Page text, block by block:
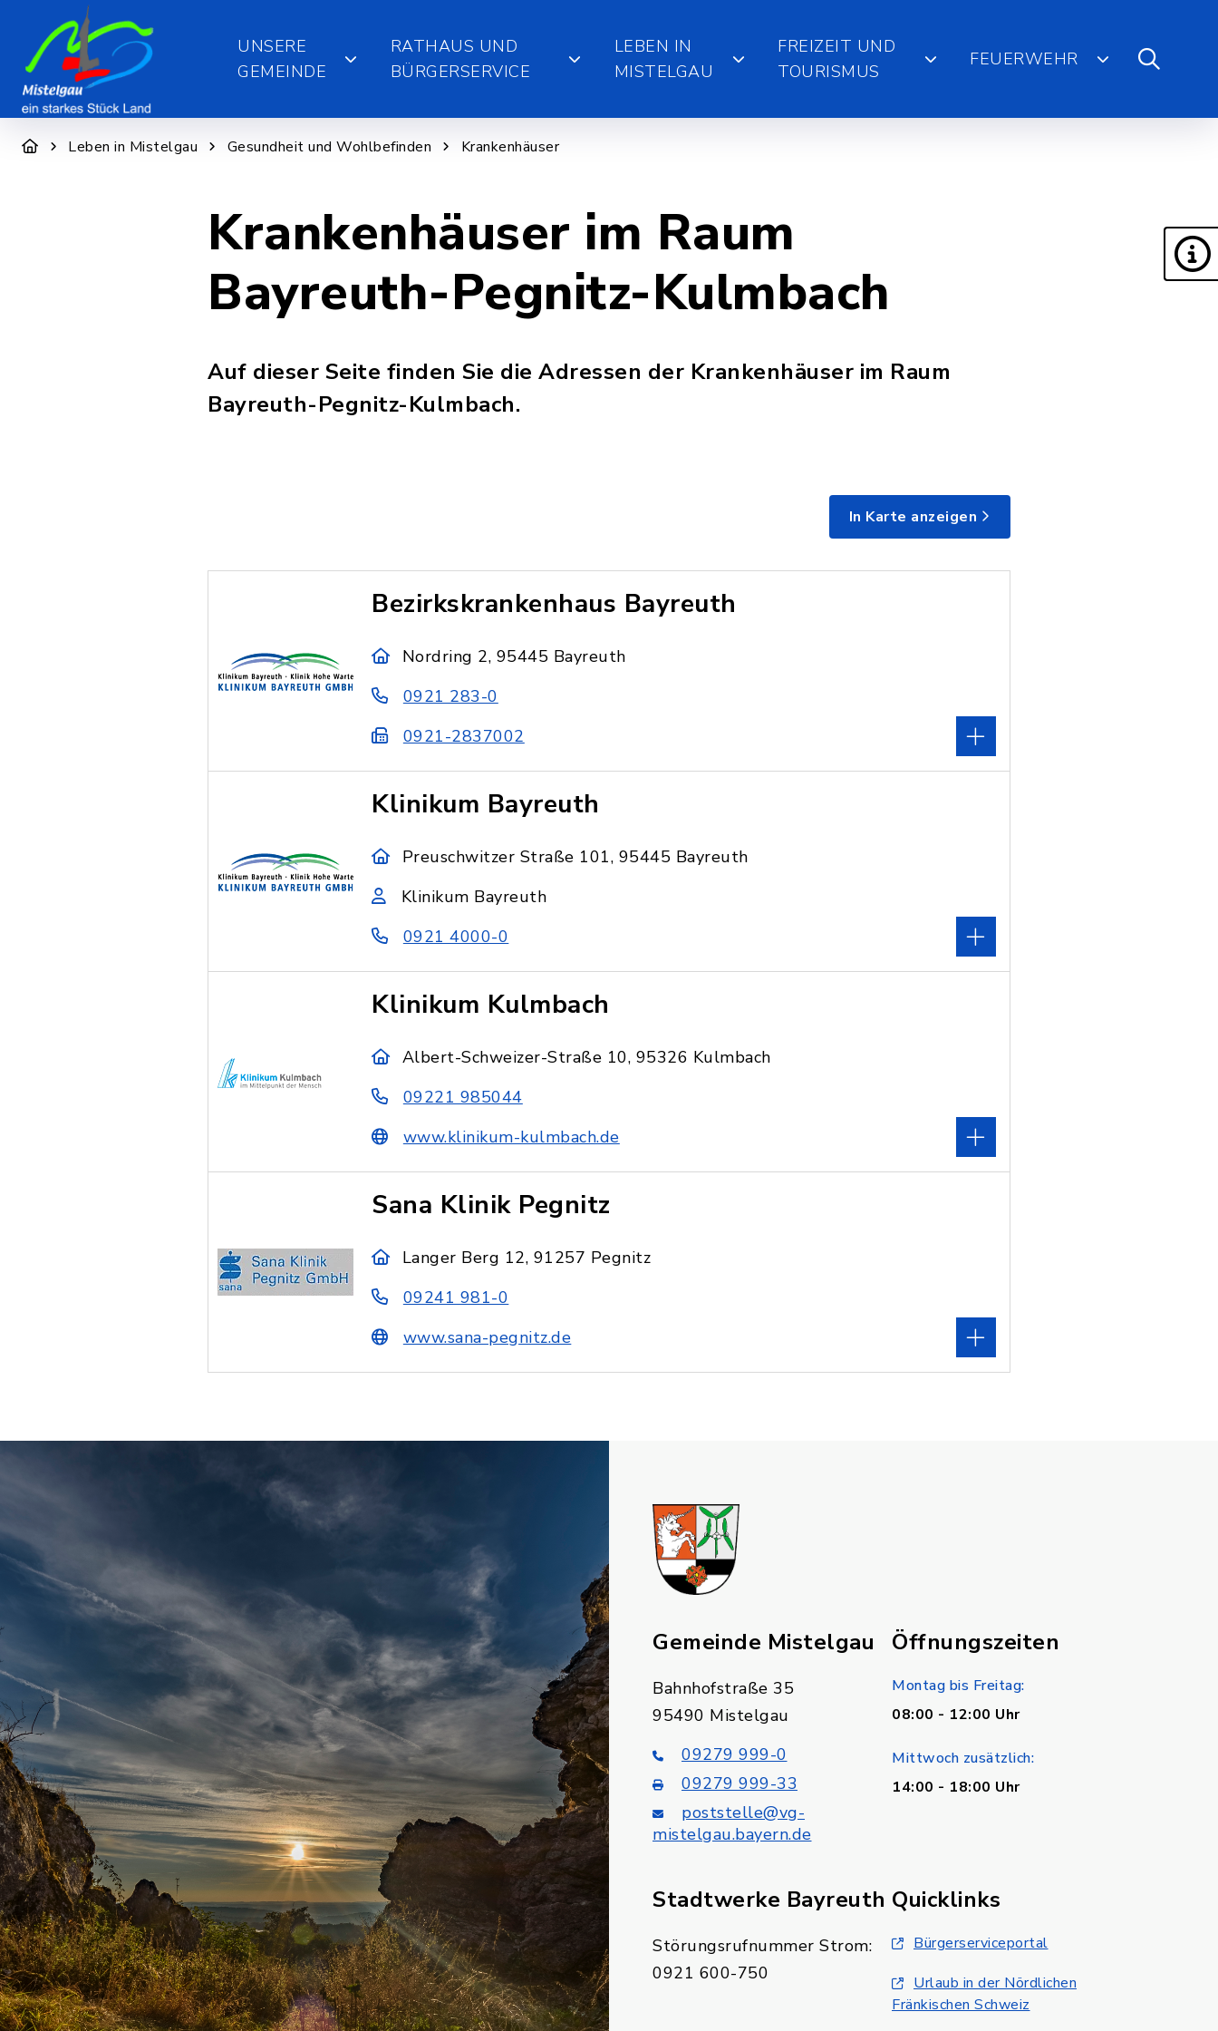
UNSERE
GEMEINDE
RATHAUS UND
BÜRGERSERVICE
LEBEN IN
MISTELGAU
FREIZEIT UND
TOURISMUS
FEUERWEHR
Leben in Mistelgau Gesundheit und Wohlbefinden Krankenhäuser
Krankenhäuser im Raum
Bayreuth-Pegnitz-Kulmbach
Auf dieser Seite finden Sie die Adressen der Krankenhäuser im Raum
Bayreuth-Pegnitz-Kulmbach.
In Karte anzeigen
Bezirkskrankenhaus Bayreuth
Nordring 2, 95445 Bayreuth
0921 283-0
0921-2837002
Klinikum Bayreuth
Preuschwitzer Straße 101, 95445 Bayreuth
Klinikum Bayreuth
0921 4000-0
Klinikum Kulmbach
Albert-Schweizer-Straße 10, 95326 Kulmbach
09221 985044
www.klinikum-kulmbach.de
Sana Klinik Pegnitz
Langer Berg 12, 91257 Pegnitz
09241 981-0
www.sana-pegnitz.de
Gemeinde Mistelgau
Bahnhofstraße 35
95490 Mistelgau
09279 999-0
09279 999-33
poststelle@vg-
mistelgau.bayern.de
Öffnungszeiten
Montag bis Freitag:
08:00 - 12:00 Uhr
Mittwoch zusätzlich:
14:00 - 18:00 Uhr
Stadtwerke Bayreuth
Störungsrufnummer Strom:
0921 600-750
Quicklinks
Bürgerserviceportal
Urlaub in der Nördlichen
Fränkischen Schweiz